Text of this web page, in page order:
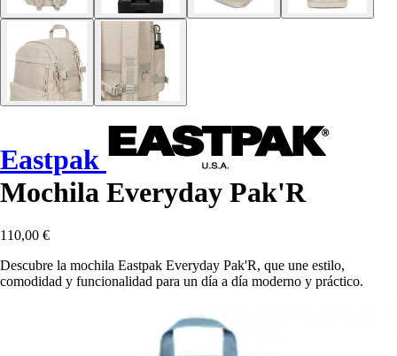
Eastpak
Mochila Everyday Pak'R
110,00 €
Descubre la mochila Eastpak Everyday Pak'R, que une estilo,
comodidad y funcionalidad para un día a día moderno y práctico.